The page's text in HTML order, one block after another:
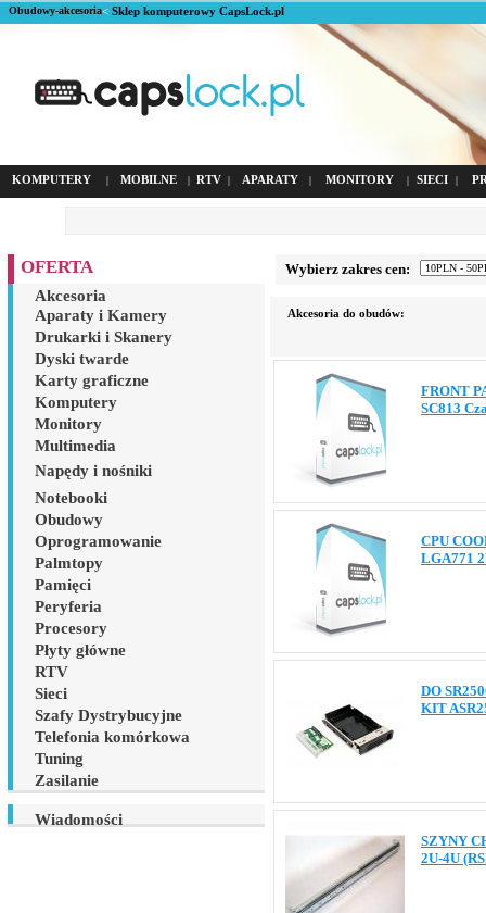
Obudowy-akcesoria< Sklep komputerowy CapsLock.pl
KOMPUTERY | MOBILNE | RTV | APARATY | MONITORY | SIECI |
OFERTA
Akcesoria
Aparaty i Kamery
Drukarki i Skanery
Dyski twarde
Karty graficzne
Komputery
Monitory
Multimedia
Napędy i nośniki
Notebooki
Obudowy
Oprogramowanie
Palmtopy
Pamięci
Peryferia
Procesory
Płyty główne
RTV
Sieci
Szafy Dystrybucyjne
Telefonia komórkowa
Tuning
Zasilanie
Wiadomości
Wybierz zakres cen:
Akcesoria do obudów:
FRONT
SC813
CPU
LGA771
DO
KIT
SZYNY
2U-4U